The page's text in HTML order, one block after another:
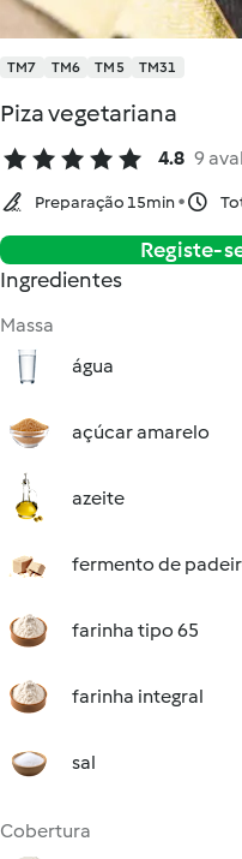
TM7 TM6 TM5 TM31
Piza vegetariana
4.8 9
Preparação 15min
Registe-
Ingredientes
Massa
água
açúcar amarelo
azeite
fermento de
farinha tipo 65
farinha integral
sal
Cobertura